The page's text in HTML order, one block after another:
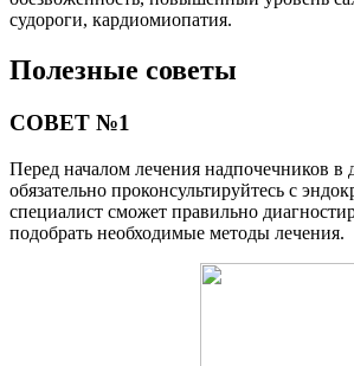
судороги, кардиомиопатия.
Полезные советы
СОВЕТ №1
Перед началом лечения надпочечников
обязательно проконсультируйтесь с
специалист сможет правильно
подобрать необходимые методы лечения.